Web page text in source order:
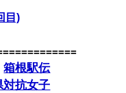
目)
箱根駅伝
対抗女子